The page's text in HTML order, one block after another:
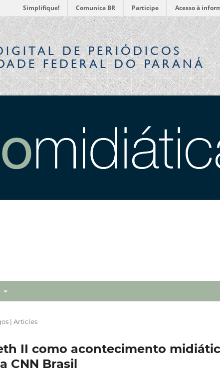
Simplifique! Comunica BR Participe Acesso à
DE PERIÓDICOS
FEDERAL DO PARANÁ
| Articles
II como acontecimento
CNN Brasil